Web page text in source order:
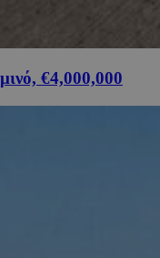
€4,000,000